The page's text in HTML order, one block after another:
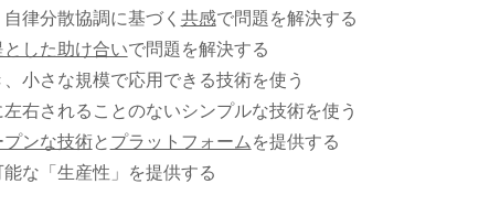
律分散協調に基づく 共感で問題を解決する
した助け合いで問題を解決する
小さな規模で応用できる技術を使う
右されることのないシンプルな技術を使う
プンな技術とプラットフォームを提供する
な「生産性」を提供する